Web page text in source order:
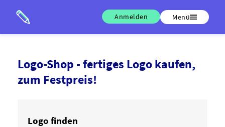
Anmelden Menü
Logo-Shop - fertiges Logo kaufen,
zum Festpreis!
Logo finden